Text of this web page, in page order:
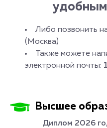
Либо позвонить
(Москва)
Также можете
электронной почты:
Высшее
Диплом 2026